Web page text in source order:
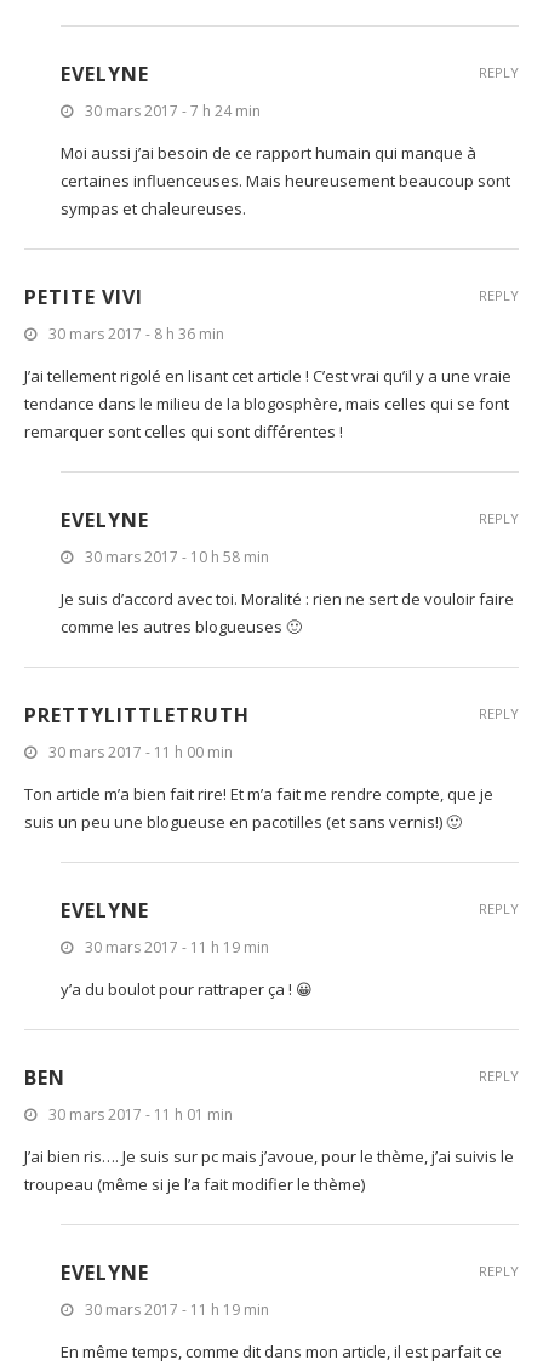
EVELYNE
30 mars 2017 - 7 h 24 min
Moi aussi j’ai besoin de ce rapport humain qui manque à
certaines influenceuses. Mais heureusement beaucoup sont
sympas et chaleureuses.
REPLY
PETITE VIVI
30 mars 2017 - 8 h 36 min
J’ai tellement rigolé en lisant cet article ! C’est vrai qu’il y a une vraie
tendance dans le milieu de la blogosphère, mais celles qui se font
remarquer sont celles qui sont différentes !
REPLY
EVELYNE
30 mars 2017 - 10 h 58 min
Je suis d’accord avec toi. Moralité : rien ne sert de vouloir faire
comme les autres blogueuses 🙂
REPLY
PRETTYLITTLETRUTH
30 mars 2017 - 11 h 00 min
Ton article m’a bien fait rire! Et m’a fait me rendre compte, que je
suis un peu une blogueuse en pacotilles (et sans vernis!) 🙂
REPLY
EVELYNE
30 mars 2017 - 11 h 19 min
y’a du boulot pour rattraper ça ! 😀
REPLY
BEN
30 mars 2017 - 11 h 01 min
J’ai bien ris…. Je suis sur pc mais j’avoue, pour le thème, j’ai suivis le
troupeau (même si je l’a fait modifier le thème)
REPLY
EVELYNE
30 mars 2017 - 11 h 19 min
En même temps, comme dit dans mon article, il est parfait ce
REPLY